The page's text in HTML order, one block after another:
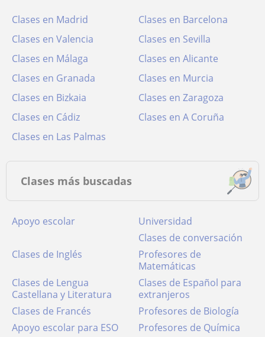
Clases en Madrid
Clases en Barcelona
Clases en Valencia
Clases en Sevilla
Clases en Málaga
Clases en Alicante
Clases en Granada
Clases en Murcia
Clases en Bizkaia
Clases en Zaragoza
Clases en Cádiz
Clases en A Coruña
Clases en Las Palmas
Clases más buscadas
Apoyo escolar
Universidad
Clases de conversación
Clases de Inglés
Profesores de
Matemáticas
Clases de Lengua
Castellana y Literatura
Clases de Español para
extranjeros
Clases de Francés
Profesores de Biología
Apoyo escolar para ESO
Profesores de Química